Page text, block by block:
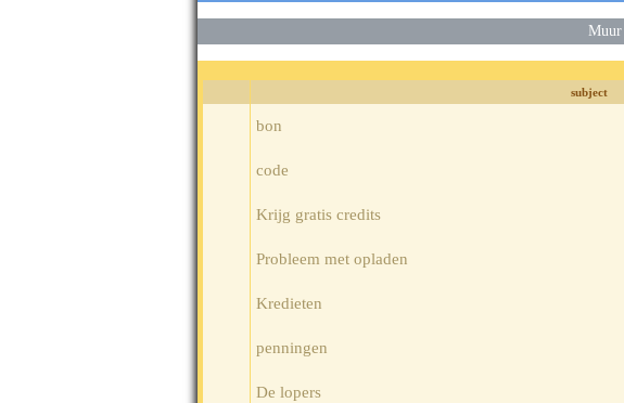
Muur
subject
bon
code
Krijg gratis credits
Probleem met opladen
Kredieten
penningen
De lopers